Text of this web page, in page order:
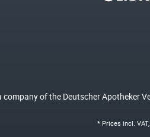
company of the Deutscher Apotheker
* Prices incl.